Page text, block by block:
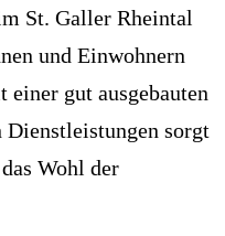
St. Galler Rheintal
und Einwohnern
gut ausgebauten
sorgt
Wohl der